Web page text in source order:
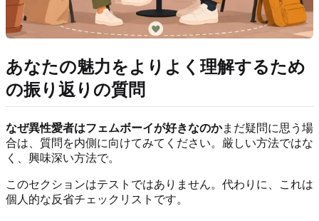
あなたの魅力をよりよく理解するため
の振り返りの質問
なぜ異性愛者はフェムボーイが好きなのかまだ疑問に思う場
合は、質問を内側に向けてみてください。厳しい方法ではな
く、興味深い方法で。
このセクションはテストではありません。代わりに、これは
個人的な反省チェックリストです。